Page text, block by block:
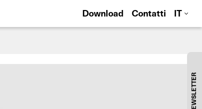
Download Contatti IT
NEWSLETTER